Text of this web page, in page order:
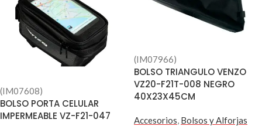
(IM07608)
BOLSO PORTA CELULAR
IMPERMEABLE VZ-F21-047
(IM07966)
BOLSO TRIANGULO VENZO
VZ20-F21T-008 NEGRO
40X23X45CM
Accesorios Bolsos y Alforjas